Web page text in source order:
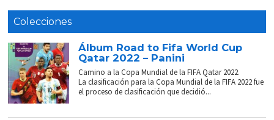
Colecciones
Álbum Road to Fifa World Cup
Qatar 2022 – Panini
Camino a la Copa Mundial de la FIFA Qatar 2022.
La clasificación para la Copa Mundial de la FIFA 2022 fue
el proceso de clasificación que decidió...